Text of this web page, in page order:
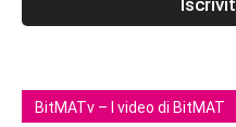
BitMATv – I video di BitMAT